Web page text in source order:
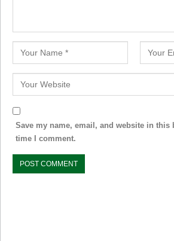
Save my name, email, and website in this
time I comment.